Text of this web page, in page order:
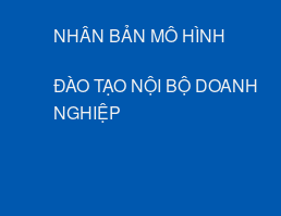
NHÂN BẢN MÔ HÌNH
ĐÀO TẠO NỘI BỘ DOANH
NGHIỆP